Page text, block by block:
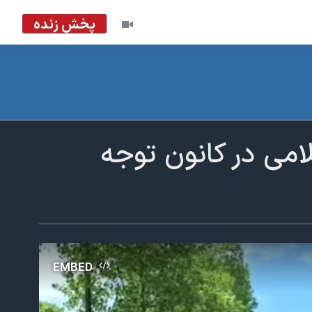
پخش زنده
در کانون توجه
EMBED